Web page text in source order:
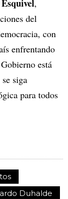
,
del
con
enfrentando
está
siga
para todos
Duhalde